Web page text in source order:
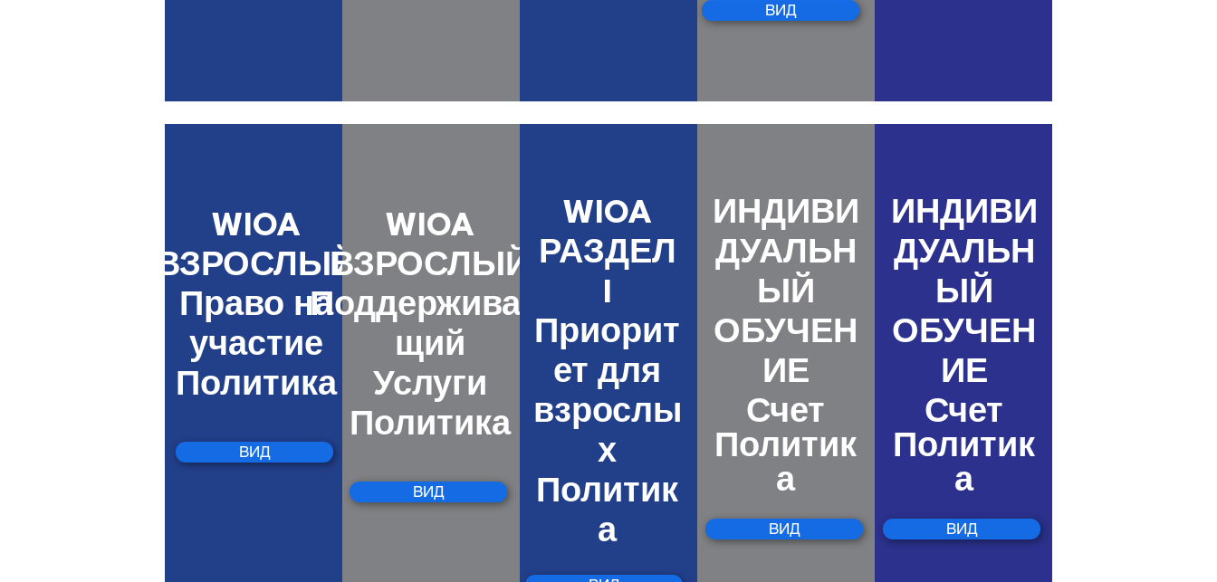
ВИД
WIOA
ВЗРОСЛЫЙ
Право на
участие
Политика
ВИД
WIOA
ВЗРОСЛЫЙ
Поддерживаю
щий
Услуги
Политика
ВИД
WIOA
РАЗДЕЛ
I
Приорит
ет для
взрослы
х
Политик
а
ИНДИВИ
ДУАЛЬН
ЫЙ
ОБУЧЕН
ИЕ
Счет
Политик
а
ВИД
ИНДИВИ
ДУАЛЬН
ЫЙ
ОБУЧЕН
ИЕ
Счет
Политик
а
ВИД